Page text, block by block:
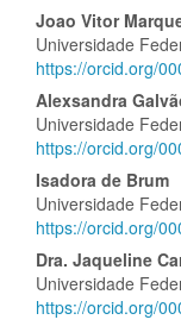
do
artigo
principal
Joao Vitor
Universidade
https://orcid.org/
Alexsandra
Universidade
https://orcid.org/
Isadora de Brum
Universidade
https://orcid.org/
Dra. Jaqueline
Universidade
https://orcid.org/